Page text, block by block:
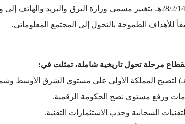
في عام 1424 هـ صدر المرسوم الملكي رقم أ/2 وتاريخ 28/2/1424هـ بتغيير مسمى
للأهداف الطموحة بالتحول إلى المجتمع المعلوماتي.
ورفع مستوى نضج الحكومة الرقمية.
السحابية وجذب الاستثمارات التقنية.